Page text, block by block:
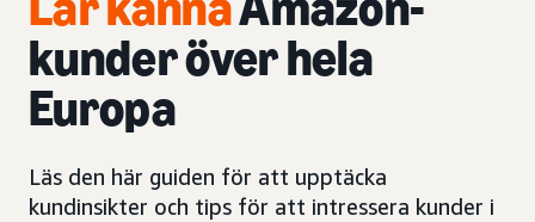
kunder över hela
Europa
Läs den här guiden för att upptäcka
kundinsikter och tips för att intressera kunder i